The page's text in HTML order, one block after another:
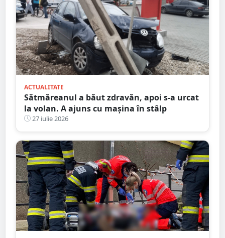
ACTUALITATE
Sătmăreanul a băut zdravăn, apoi s-a urcat
la volan. A ajuns cu mașina în stâlp
27 iulie 2026